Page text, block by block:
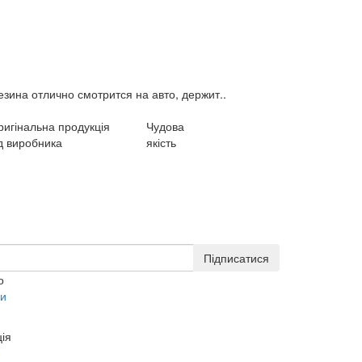
отлично смотрится на авто, держит..
продукція
виробника
Чудова
якість
Підписатися